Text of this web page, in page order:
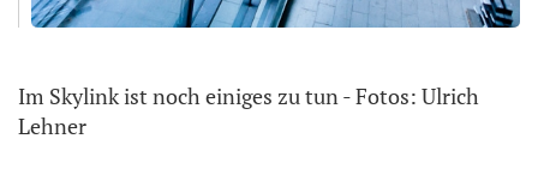
Im Skylink ist noch einiges zu tun - Fotos: Ulrich
Lehner